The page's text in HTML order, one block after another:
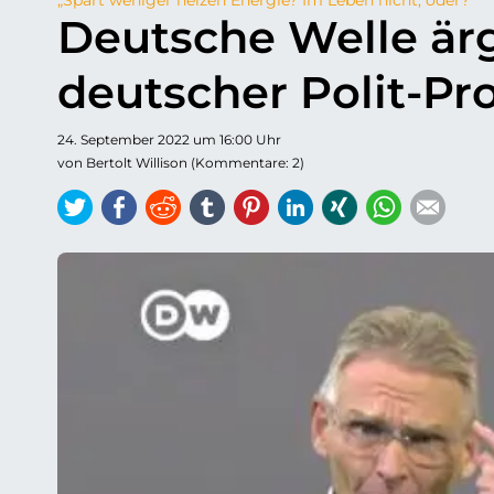
Deutsche Welle
deutscher Polit-
24. September 2022 um 16:00 Uhr
von Bertolt Willison (Kommentare: 2)
TwitterFacebook
ReddittumblrPinterestLinkedIn
Xing